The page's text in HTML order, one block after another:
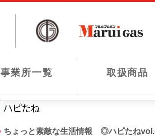
事業所一覧 取扱商品
ちょっと素敵な生活情報 ◎ハピたね